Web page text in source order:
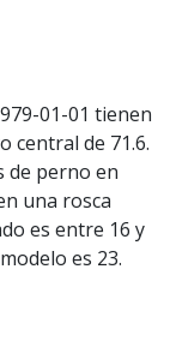
01-01 tienen
central de 71.6.
de perno en
una rosca
es entre 16 y
es 23.